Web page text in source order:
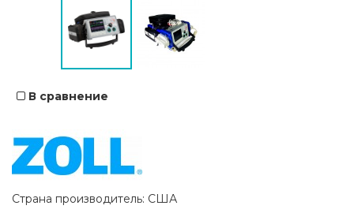
В сравнение
Страна производитель: США